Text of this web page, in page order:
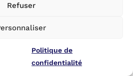
Refuser
Politique de
confidentialité
En tant que consultant,
employé à temps plein
pas impliqué dans la